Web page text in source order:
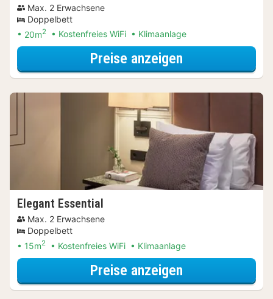
Max. 2 Erwachsene
Doppelbett
20m2 Kostenfreies WiFi Klimaanlage
Preise anzeigen
Elegant Essential
Max. 2 Erwachsene
Doppelbett
15m2 Kostenfreies WiFi Klimaanlage
Preise anzeigen